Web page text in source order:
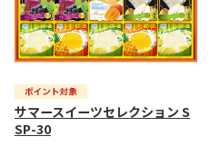
サマースイーツセレクション S
SP-30